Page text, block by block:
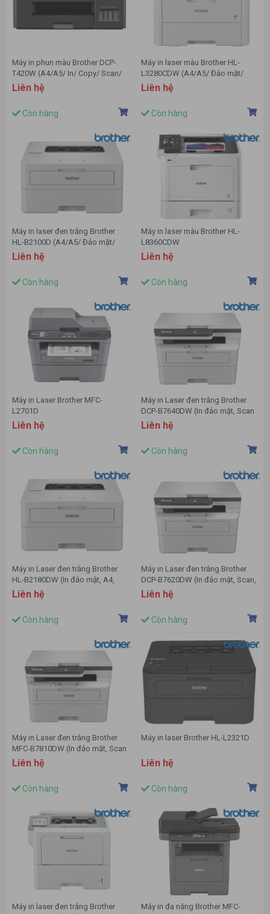
Máy in phun màu Brother DCP-
T420W (A4/A5/ In/ Copy/ Scan/
USB/ WIFI)
Liên hệ
Còn hàng
Máy in laser màu Brother HL-
L3280CDW (A4/A5/ Đảo mặt/
USB/ LAN/ WIFI)
Liên hệ
Còn hàng
Máy in laser đen trắng Brother
HL-B2100D (A4/A5/ Đảo mặt/
USB)
Liên hệ
Còn hàng
Máy in laser màu Brother HL-
L8360CDW
Liên hệ
Còn hàng
Máy in Laser Brother MFC-
L2701D
Liên hệ
Còn hàng
Máy in Laser đen trắng Brother
DCP-B7640DW (In đảo mặt, Scan
ADF 1 mặt, Copy, A4, USB, LAN,
Liên hệ
Còn hàng
Máy in Laser đen trắng Brother
HL-B2180DW (In đảo mặt, A4,
USB, WIFI)
Liên hệ
Còn hàng
Máy in Laser đen trắng Brother
DCP-B7620DW (In đảo mặt, Scan,
Copy, A4, USB, LAN, WIFI)
Liên hệ
Còn hàng
Máy in Laser đen trắng Brother
MFC-B7810DW (In đảo mặt, Scan
ADF 1 mặt, Copy, A4, USB, LAN,
Liên hệ
Còn hàng
Máy in laser Brother HL-L2321D
Liên hệ
Còn hàng
Máy in laser đen trắng Brother
Máy in đa năng Brother MFC-